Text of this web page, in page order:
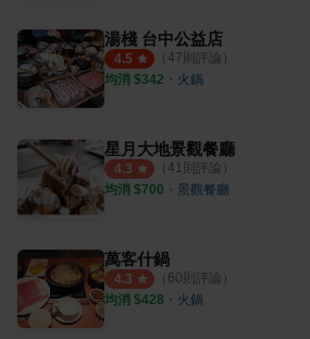
湯棧 台中公益店
4.5 （ 47則評論）
均消 $342 ・ 火鍋
星月大地景觀餐廳
4.3 （ 41則評論）
均消 $700 ・ 景觀餐廳
萬客什鍋
4.3 （ 60則評論）
均消 $428 ・ 火鍋